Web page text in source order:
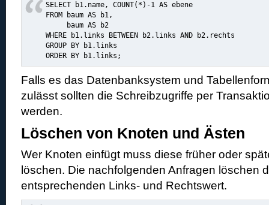
SELECT b1.name, COUNT(*)-1 AS ebene
FROM baum AS b1,
     baum AS b2
WHERE b1.links BETWEEN b2.links AND b2.rechts
GROUP BY b1.links
ORDER BY b1.links;
Falls es das Datenbanksystem und
zulässt sollten die Schreibzugriffe per
werden.
Löschen von Knoten und Ästen
Wer Knoten einfügt muss diese früher oder
löschen. Die nachfolgenden Anfragen löschen
entsprechenden Links- und Rechtswert.